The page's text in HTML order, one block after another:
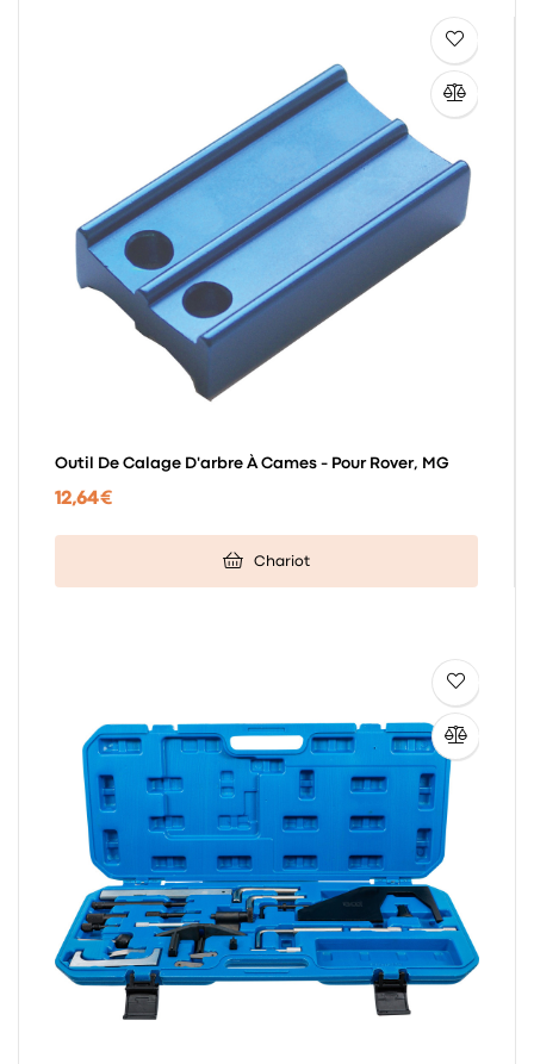
Outil De Calage D'arbre À Cames - Pour Rover, MG
12,64 €
Chariot